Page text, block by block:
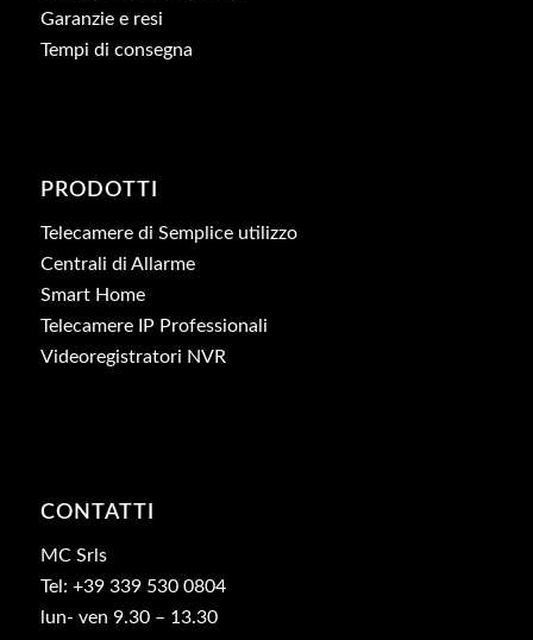
Garanzie e resi
Tempi di consegna
PRODOTTI
Telecamere di Semplice utilizzo
Centrali di Allarme
Smart Home
Telecamere IP Professionali
Videoregistratori NVR
CONTATTI
MC Srls
Tel: +39 339 530 0804
lun- ven 9.30 – 13.30